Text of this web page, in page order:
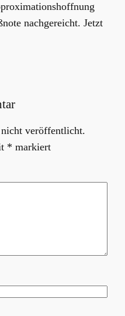
nachgereicht. Jetzt
veröffentlicht.
* markiert